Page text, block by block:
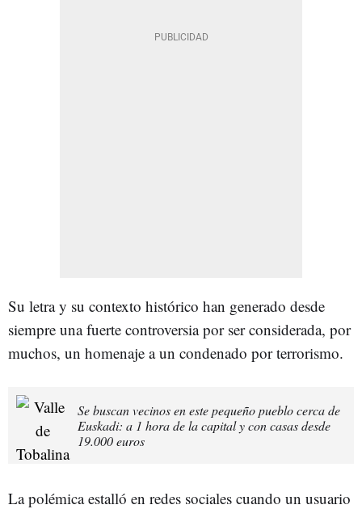
Su letra y su contexto histórico han generado desde
siempre una fuerte controversia por ser considerada, por
muchos, un homenaje a un condenado por terrorismo.
Se buscan vecinos en este pequeño pueblo cerca de
Euskadi: a 1 hora de la capital y con casas desde
19.000 euros
La polémica estalló en redes sociales cuando un usuario